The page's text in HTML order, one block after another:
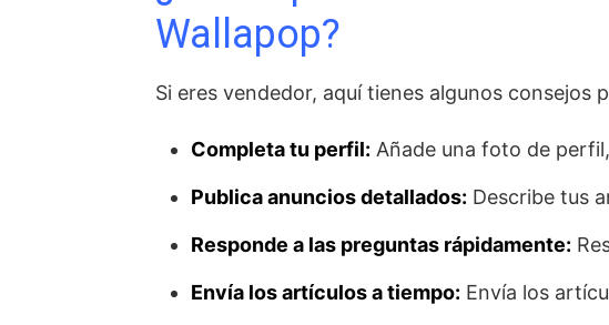
Wallapop?
Si eres vendedor, aquí tienes algunos
Completa tu perfil: Añade una foto de
Publica anuncios detallados: Describe tus
Responde a las preguntas rápidamente:
Envía los artículos a tiempo: Envía los